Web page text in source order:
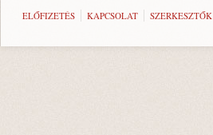
ELŐFIZETÉS KAPCSOLAT SZERKESZTŐK